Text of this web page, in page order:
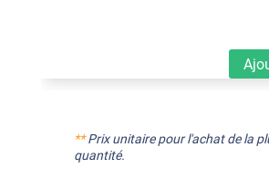
**Prix unitaire pour l'achat de la
quantité.